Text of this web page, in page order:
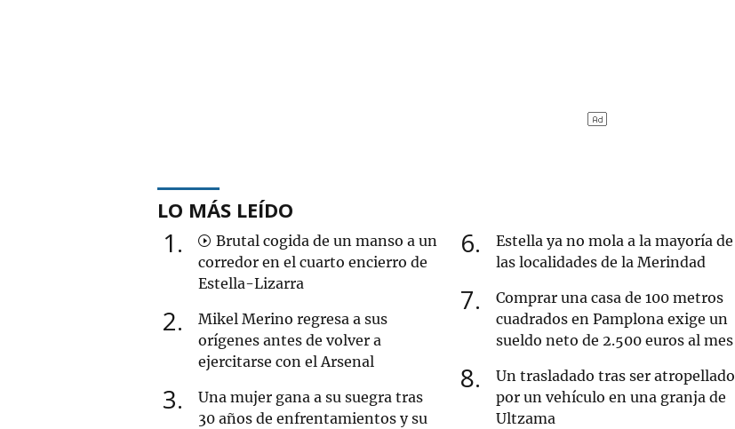
LO MÁS LEÍDO
1
Brutal cogida de un manso a un
corredor en el cuarto encierro de
Estella-Lizarra
2
Mikel Merino regresa a sus
orígenes antes de volver a
ejercitarse con el Arsenal
3
Una mujer gana a su suegra tras
30 años de enfrentamientos y su
6
Estella ya no mola a la mayoría de
las localidades de la Merindad
7
Comprar una casa de 100 metros
cuadrados en Pamplona exige un
sueldo neto de 2.500 euros al mes
8
Un trasladado tras ser atropellado
por un vehículo en una granja de
Ultzama